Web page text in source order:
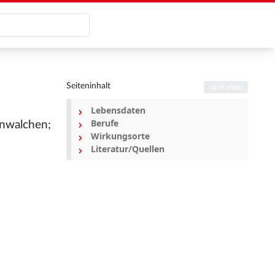
Seiteninhalt
Lebensdaten
Berufe
Wirkungsorte
Literatur/Quellen